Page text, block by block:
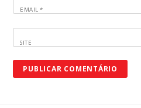
EMAIL *
SITE